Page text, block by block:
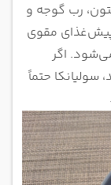
رب گوجه و
پیش‌غذای مقوی
اگر
سولیانکا حتماً